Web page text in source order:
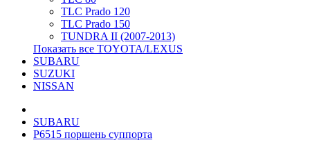
TLC Prado 120
TLC Prado 150
TUNDRA II (2007-2013)
Показать все TOYOTA/LEXUS
SUBARU
SUZUKI
NISSAN
SUBARU
P6515 поршень суппорта